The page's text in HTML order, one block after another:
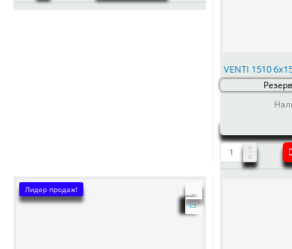
VENTI 1510
Лидер продаж!